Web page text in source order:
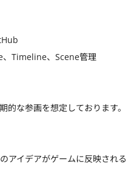
Timeline、Scene管理
的な参画を想定しております。
アイデアがゲームに反映される